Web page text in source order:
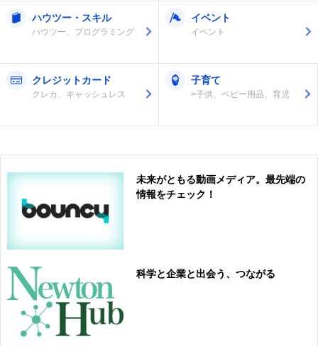
ハウツー・スキル
ハウツー、プログラミング
イベント
イベント
クレジットカード
クレカ、キャッシュレス
子育て
>子供、ベビー用品、育児
未来がともる動画メディア。最先端の
情報をチェック！
科学と企業と出会う、つながる